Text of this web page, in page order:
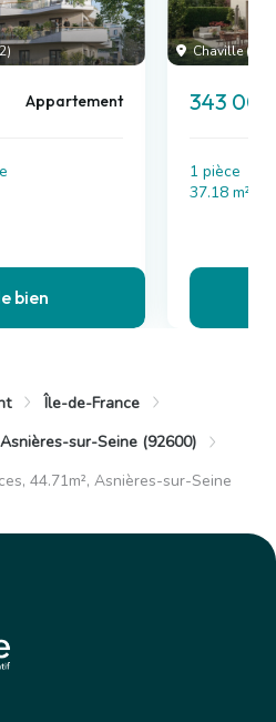
Appartement
bien
Chaville (92)
343
1 pièce
37.18 m²
Île-de-France
Asnières-sur-Seine (92600)
44.71m², Asnières-sur-Seine